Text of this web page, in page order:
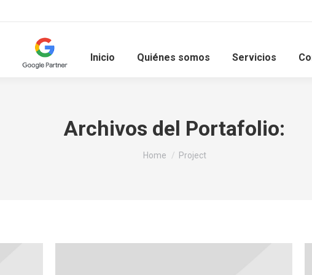
Inicio Quiénes somos Servicios
Archivos del Portafolio:
You are here:
Home Project